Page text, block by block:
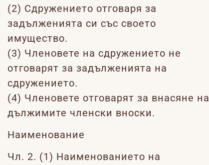
(2) Сдружението отговаря за
задълженията си със своето
имущество.
(3) Членовете на сдружението не
отговарят за задълженията на
сдружението.
(4) Членовете отговарят за внасяне на
дължимите членски вноски.
Наименование
Чл. 2. (1) Наименованието на